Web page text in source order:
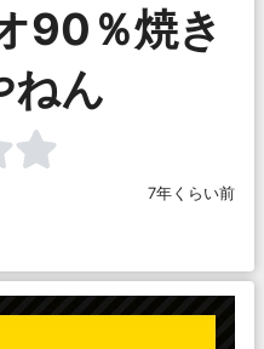
90％焼き
ねん
7年くらい前